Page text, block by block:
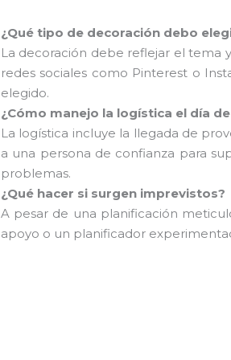
¿Qué tipo de decoración debo
La decoración debe reflejar el tema
redes sociales como Pinterest o
elegido.
¿Cómo manejo la logística el día
La logística incluye la llegada de
a una persona de confianza para
problemas.
¿Qué hacer si surgen imprevistos?
A pesar de una planificación
apoyo o un planificador